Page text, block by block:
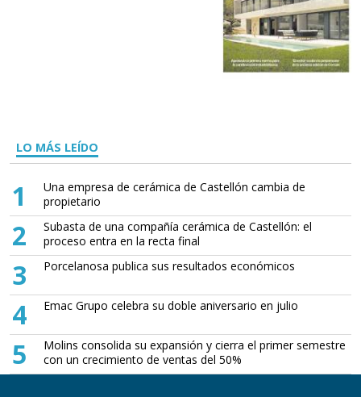
LO MÁS LEÍDO
1
Una empresa de cerámica de Castellón cambia de
propietario
2
Subasta de una compañía cerámica de Castellón: el
proceso entra en la recta final
3 Porcelanosa publica sus resultados económicos
4 Emac Grupo celebra su doble aniversario en julio
5
Molins consolida su expansión y cierra el primer semestre
con un crecimiento de ventas del 50%